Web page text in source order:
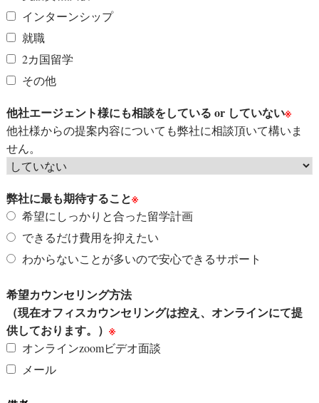
インターンシップ
就職
2カ国留学
その他
他社エージェント様にも相談をしている or していない※
他社様からの提案内容についても弊社に相談頂いて構いま
せん。
弊社に最も期待すること※
希望にしっかりと合った留学計画
できるだけ費用を抑えたい
わからないことが多いので安心できるサポート
希望カウンセリング方法
（現在オフィスカウンセリングは控え、オンラインにて提
供しております。） ※
オンラインzoomビデオ面談
メール